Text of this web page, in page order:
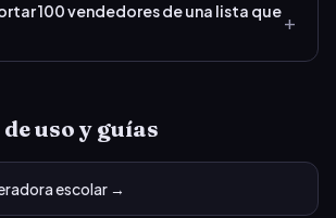
100 vendedores de una lista que+
uso y guías
escolar →